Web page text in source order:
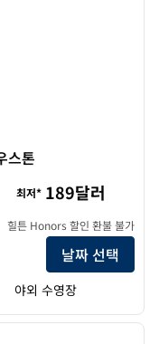
스톤
호텔 정보 보기
최저* 189달러
힐튼 Honors 할인 환불 불가
날짜 선택
야외 수영장
1/7
다음